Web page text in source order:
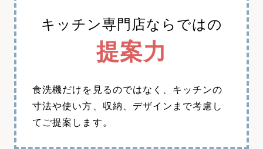
キッチン専門店ならではの
提案力
食洗機だけを見るのではなく、キッチンの
寸法や使い方、収納、デザインまで考慮し
てご提案します。